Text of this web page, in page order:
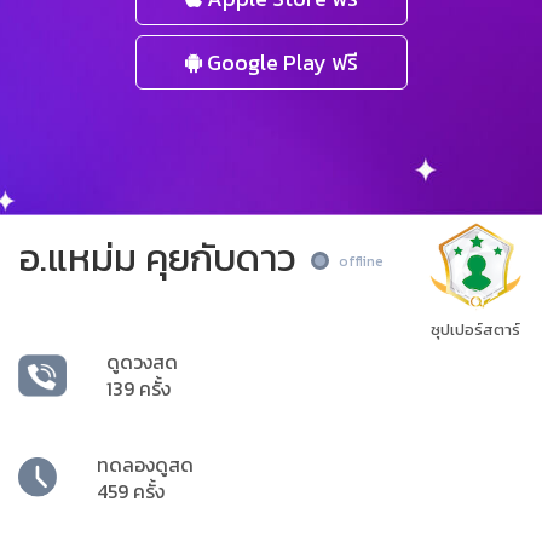
Google Play ฟรี
อ.แหม่ม คุยกับดาว offline
ดูดวงสด
139 ครั้ง
ทดลองดูสด
459 ครั้ง
ซุปเปอร์สตาร์